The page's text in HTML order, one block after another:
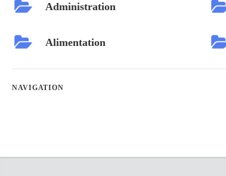
Administration
Alimentation
NAVIGATION